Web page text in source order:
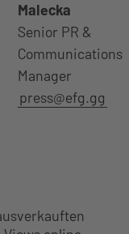
Malecka
Senior PR &
Communications
Manager
press@efg.gg